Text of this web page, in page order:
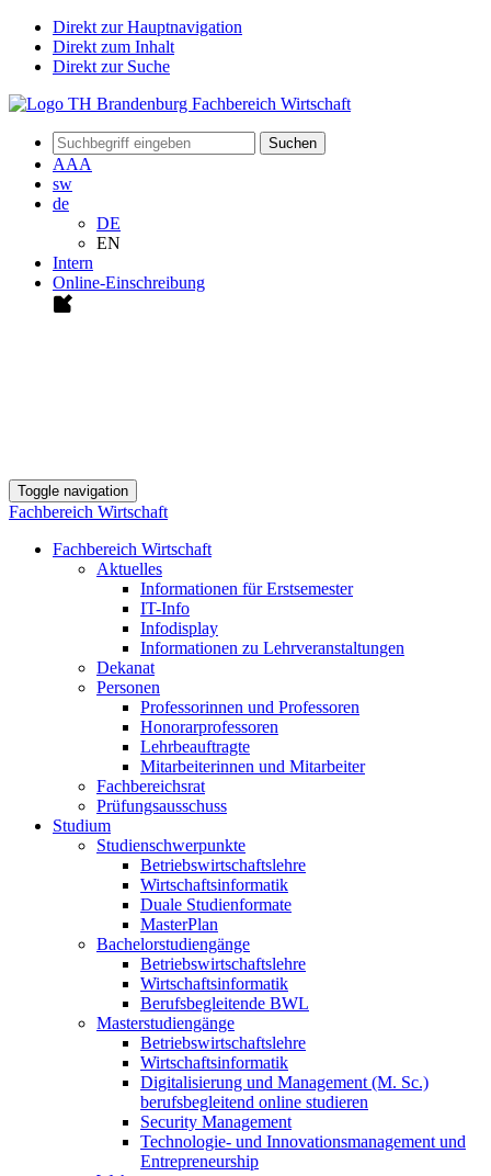
Direkt zur Hauptnavigation
Direkt zum Inhalt
Direkt zur Suche
Suchen
AAA
sw
de
DE
EN
Intern
Online-Einschreibung
Toggle navigation
Fachbereich Wirtschaft
Fachbereich Wirtschaft
Aktuelles
Informationen für Erstsemester
IT-Info
Infodisplay
Informationen zu Lehrveranstaltungen
Dekanat
Personen
Professorinnen und Professoren
Honorarprofessoren
Lehrbeauftragte
Mitarbeiterinnen und Mitarbeiter
Fachbereichsrat
Prüfungsausschuss
Studium
Studienschwerpunkte
Betriebswirtschaftslehre
Wirtschaftsinformatik
Duale Studienformate
MasterPlan
Bachelorstudiengänge
Betriebswirtschaftslehre
Wirtschaftsinformatik
Berufsbegleitende BWL
Masterstudiengänge
Betriebswirtschaftslehre
Wirtschaftsinformatik
Digitalisierung und Management (M. Sc.)
berufsbegleitend online studieren
Security Management
Technologie- und Innovationsmanagement und
Entrepreneurship